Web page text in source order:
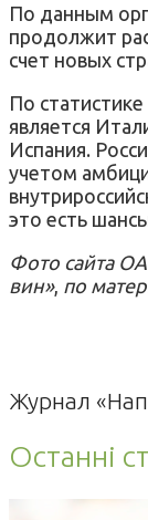
По данным
продолжит
счет новых
По
является
Испания.
учетом
это есть
Фото сайта
вин», по
Журнал
Останні